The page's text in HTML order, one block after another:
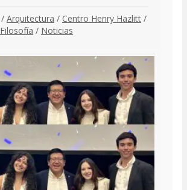
/ Arquitectura / Centro Henry Hazlitt /
Filosofía / Noticias